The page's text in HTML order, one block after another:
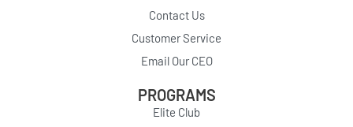
Contact Us
Customer Service
Email Our CEO
PROGRAMS
Elite Club